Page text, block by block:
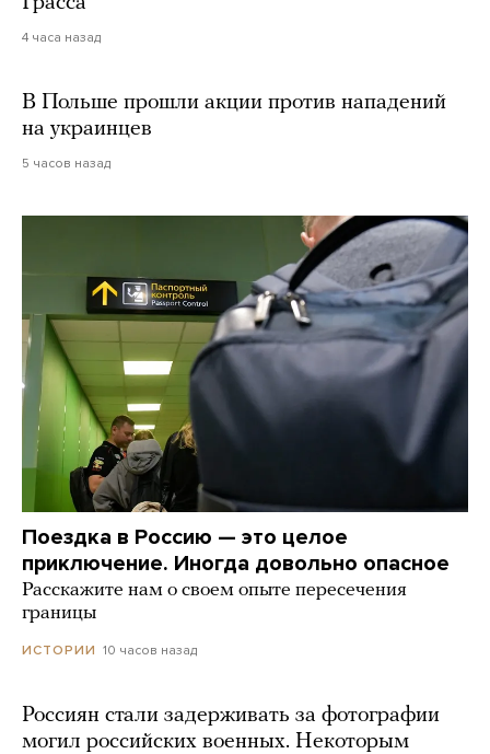
4 часа назад
В Польше прошли акции против нападений
на украинцев
5 часов назад
Поездка в Россию — это целое
приключение. Иногда довольно опасное
Расскажите нам о своем опыте пересечения
границы
ИСТОРИИ 10 часов назад
Россиян стали задерживать за фотографии
могил российских военных. Некоторым